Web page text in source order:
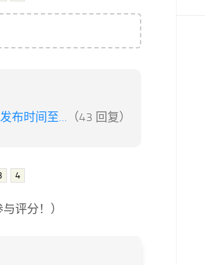
布时间至... （43 回复）
4
评分！）